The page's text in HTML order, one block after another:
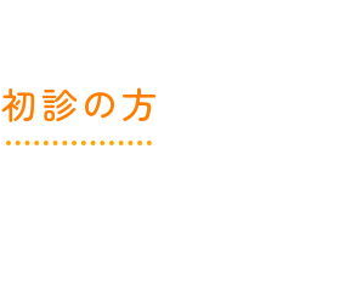
初診の方